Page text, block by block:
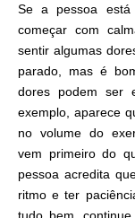
Se a pessoa
começar com
sentir algumas
parado, mas é
dores podem ser
exemplo, aparece
no volume do
vem primeiro do
pessoa acredita
ritmo e ter
tudo bem,